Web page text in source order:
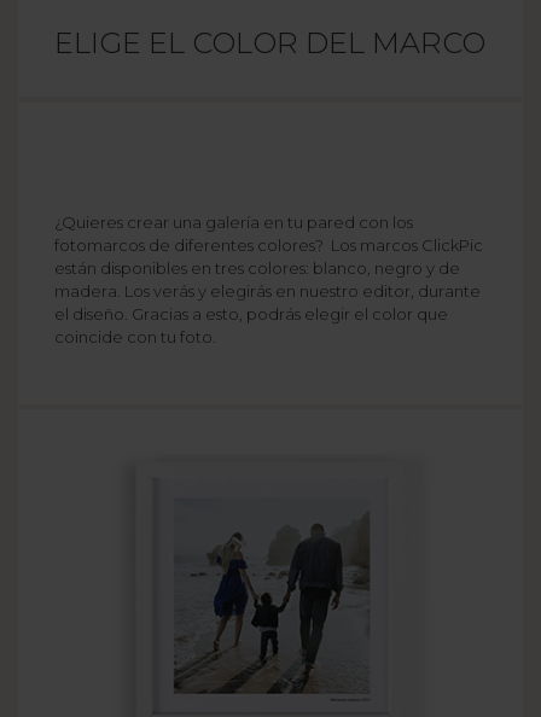
ELIGE EL COLOR DEL MARCO
¿Quieres crear una galería en tu pared con los
fotomarcos de diferentes colores? Los marcos ClickPic
están disponibles en tres colores: blanco, negro y de
madera. Los verás y elegirás en nuestro editor, durante
el diseño. Gracias a esto, podrás elegir el color que
coincide con tu foto.